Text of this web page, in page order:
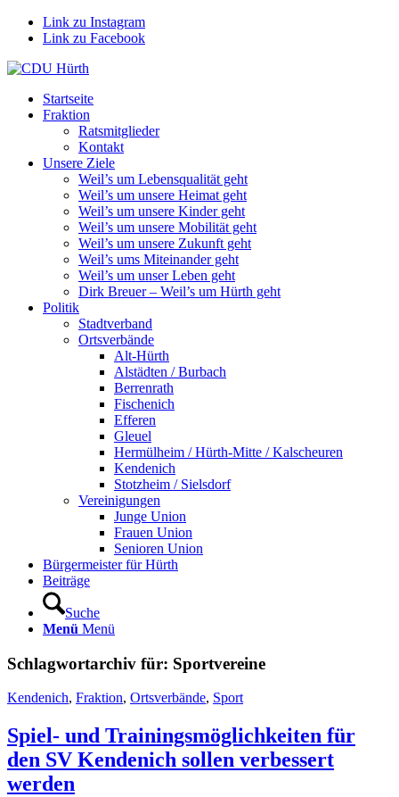
Link zu Instagram
Link zu Facebook
Startseite
Fraktion
Ratsmitglieder
Kontakt
Unsere Ziele
Weil’s um Lebensqualität geht
Weil’s um unsere Heimat geht
Weil’s um unsere Kinder geht
Weil’s um unsere Mobilität geht
Weil’s um unsere Zukunft geht
Weil’s ums Miteinander geht
Weil’s um unser Leben geht
Dirk Breuer – Weil’s um Hürth geht
Politik
Stadtverband
Ortsverbände
Alt-Hürth
Alstädten / Burbach
Berrenrath
Fischenich
Efferen
Gleuel
Hermülheim / Hürth-Mitte / Kalscheuren
Kendenich
Stotzheim / Sielsdorf
Vereinigungen
Junge Union
Frauen Union
Senioren Union
Bürgermeister für Hürth
Beiträge
Suche
Menü Menü
Schlagwortarchiv für: Sportvereine
Kendenich, Fraktion, Ortsverbände, Sport
Spiel- und Trainingsmöglichkeiten für
den SV Kendenich sollen verbessert
werden